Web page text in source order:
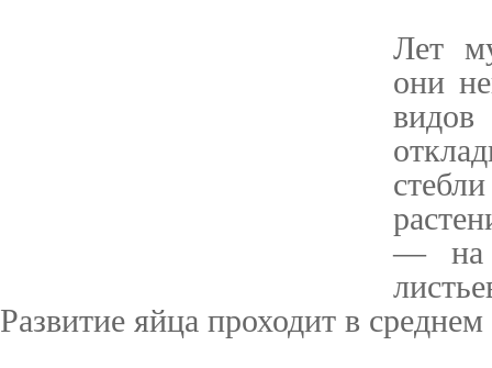
Лет
они
— на
Развитие яйца проходит в